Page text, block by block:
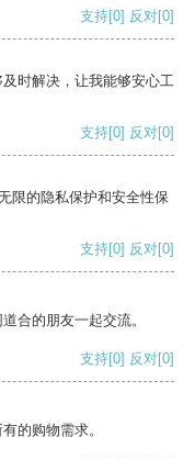
支持[0] 反对[0]
时解决，让我能够安心工
支持[0] 反对[0]
限的隐私保护和安全性保
支持[0] 反对[0]
合的朋友一起交流。
支持[0] 反对[0]
的购物需求。